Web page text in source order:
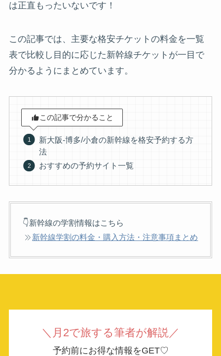
は正直もったいないです！
この記事では、主要な格安チケットの料金を一覧
表で比較し目的に応じた新幹線チケットが一目で
分かるようにまとめています。
この記事で分かること
新大阪-博多/小倉の新幹線を格安予約する方
法
おすすめの予約サイト一覧
👇新幹線の学割情報はこちら
新幹線学割の料金・購入方法・注意事項まとめ
＼月2で旅する筆者が解説／
予約前にお得な情報をGET♡